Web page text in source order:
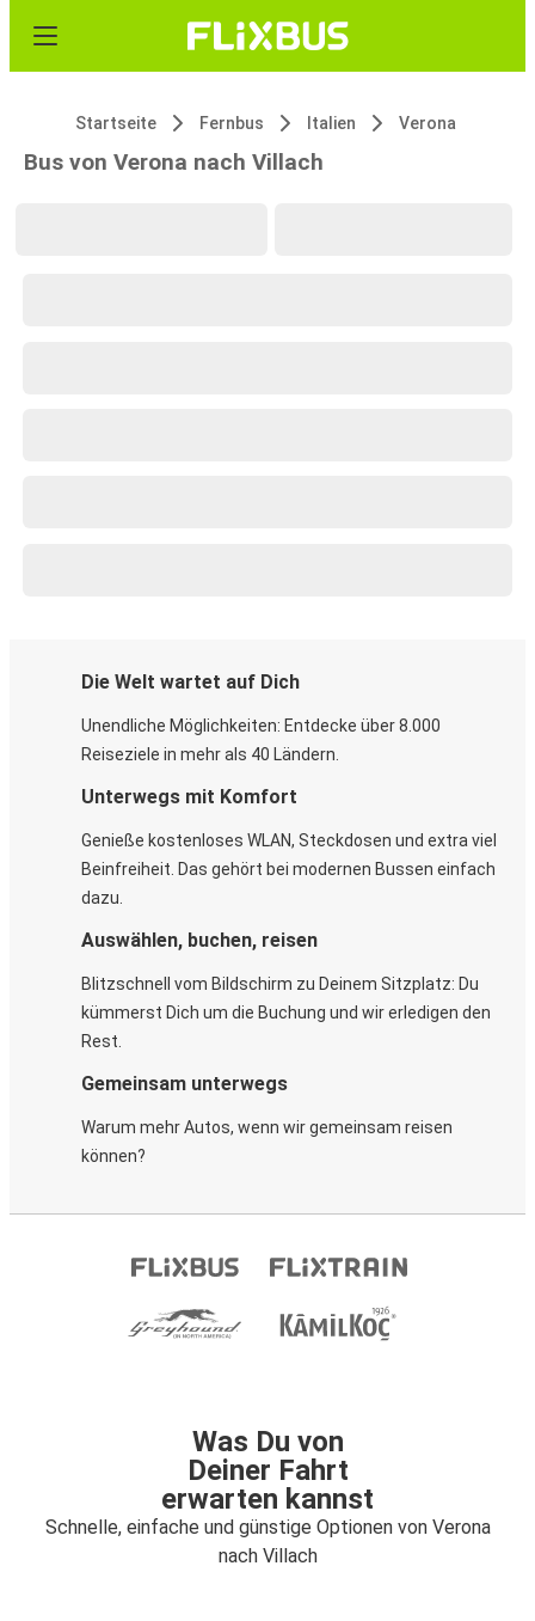
Startseite Fernbus Italien Verona
Bus von Verona nach Villach
Die Welt wartet auf Dich
Unendliche Möglichkeiten: Entdecke über 8.000
Reiseziele in mehr als 40 Ländern.
Unterwegs mit Komfort
Genieße kostenloses WLAN, Steckdosen und extra viel
Beinfreiheit. Das gehört bei modernen Bussen einfach
dazu.
Auswählen, buchen, reisen
Blitzschnell vom Bildschirm zu Deinem Sitzplatz: Du
kümmerst Dich um die Buchung und wir erledigen den
Rest.
Gemeinsam unterwegs
Warum mehr Autos, wenn wir gemeinsam reisen
können?
Was Du von
Deiner Fahrt
erwarten kannst
Schnelle, einfache und günstige Optionen von Verona
nach Villach